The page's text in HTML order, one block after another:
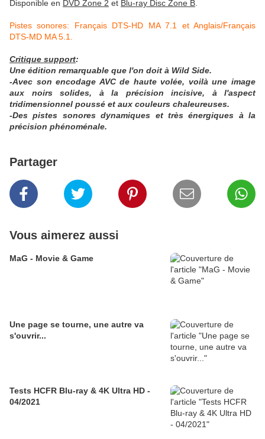
Disponible en DVD Zone 2 et Blu-ray Disc Zone B
Pistes sonores: Français DTS-HD MA 7.1 et Anglais/Français
DTS-MD MA 5.1.
Critique support:
Une édition remarquable que l'on doit à Wild Side.
-Avec son encodage AVC de haute volée, voilà une image
aux noirs solides, à la précision incisive, à l'aspect
tridimensionnel poussé et aux couleurs chaleureuses.
-Des pistes sonores dynamiques et très énergiques à la
précision phénoménale.
Partager
Vous aimerez aussi
MaG - Movie & Game
Une page se tourne, une autre va
s'ouvrir...
Tests HCFR Blu-ray & 4K Ultra HD -
04/2021